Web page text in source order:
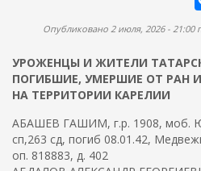
и
с
к
а
Опубликовано 2 июля, 2026 - 21:00
УРОЖЕНЦЫ И ЖИТЕЛИ
ПОГИБШИЕ, УМЕРШИЕ ОТ РАН И
НА ТЕРРИТОРИИ КАРЕЛИИ
АБАШЕВ ГАШИМ, г.р. 1908, моб.
сп,263 сд, погиб 08.01.42,
оп. 818883, д. 402